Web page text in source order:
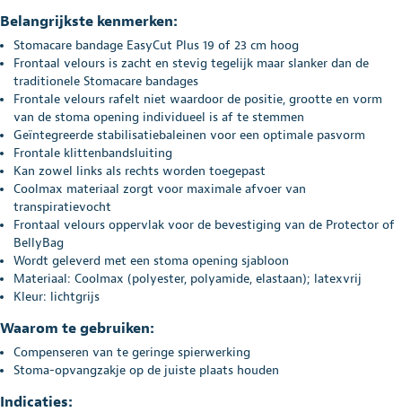
Belangrijkste kenmerken:
Stomacare bandage EasyCut Plus 19 of 23 cm hoog
Frontaal velours is zacht en stevig tegelijk maar slanker dan de
traditionele Stomacare bandages
Frontale velours rafelt niet waardoor de positie, grootte en vorm
van de stoma opening individueel is af te stemmen
Geïntegreerde stabilisatiebaleinen voor een optimale pasvorm
Frontale klittenbandsluiting
Kan zowel links als rechts worden toegepast
Coolmax materiaal zorgt voor maximale afvoer van
transpiratievocht
Frontaal velours oppervlak voor de bevestiging van de Protector of
BellyBag
Wordt geleverd met een stoma opening sjabloon
Materiaal: Coolmax (polyester, polyamide, elastaan); latexvrij
Kleur: lichtgrijs
Waarom te gebruiken:
Compenseren van te geringe spierwerking
Stoma-opvangzakje op de juiste plaats houden
Indicaties: